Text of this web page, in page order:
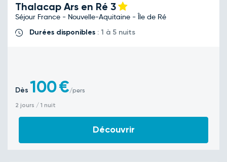
Thalacap Ars en Ré 3
Séjour France - Nouvelle-Aquitaine - Île de Ré
Durées disponibles : 1 à 5 nuits
Dès 100€/pers
2 jours / 1 nuit
Découvrir